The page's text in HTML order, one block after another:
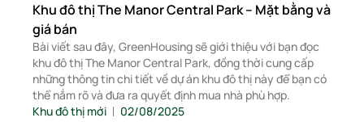
Khu đô thị The Manor Central Park – Mặt bằng và
giá bán
Bài viết sau đây, GreenHousing sẽ giới thiệu với bạn đọc
khu đô thị The Manor Central Park, đồng thời cung cấp
những thông tin chi tiết về dự án khu đô thị này để bạn có
thể nắm rõ và đưa ra quyết định mua nhà phù hợp.
Khu đô thị mới
02/08/2025